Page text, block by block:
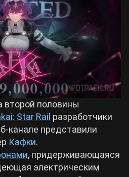
2
2
второй половины
Star Rail разработчики
канале представили
Кафки.
, придерживающаяся
электрическим